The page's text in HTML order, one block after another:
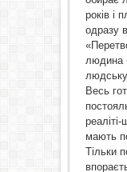
років і
одразу
людина
Весь
мають
Тільки